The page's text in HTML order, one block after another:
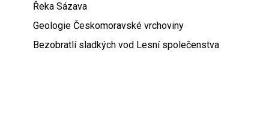
Řeka Sázava
Geologie Českomoravské vrchoviny
Bezobratlí sladkých vod Lesní společenstva